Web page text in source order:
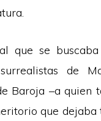
que se
de
Baroja –a quien
que dejaba